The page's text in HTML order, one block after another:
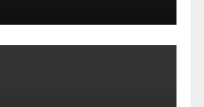
intervención